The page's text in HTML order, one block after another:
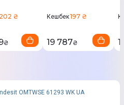
202 ₴
₴
Кешбек197 ₴
19 787₴
OMTWSE 61293 WK UA